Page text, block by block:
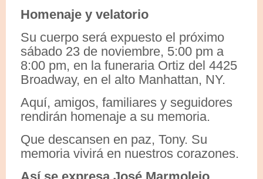
Homenaje y velatorio
Su cuerpo será expuesto el próximo
sábado 23 de noviembre, 5:00 pm a
8:00 pm, en la funeraria Ortiz del 4425
Broadway, en el alto Manhattan, NY.
Aquí, amigos, familiares y seguidores
rendirán homenaje a su memoria.
Que descansen en paz, Tony. Su
memoria vivirá en nuestros corazones.